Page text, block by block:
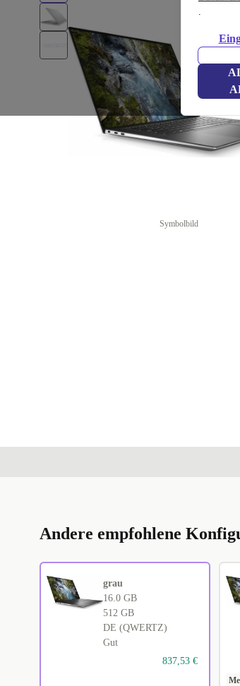
.
Symbolbild
Andere empfohlene
grau
16.0 GB
512 GB
DE (QWERTZ)
Gut
837,53 €